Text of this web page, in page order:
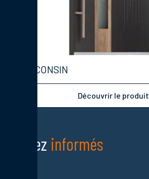
WISCONSIN
Découvrir le produit
Restez informés